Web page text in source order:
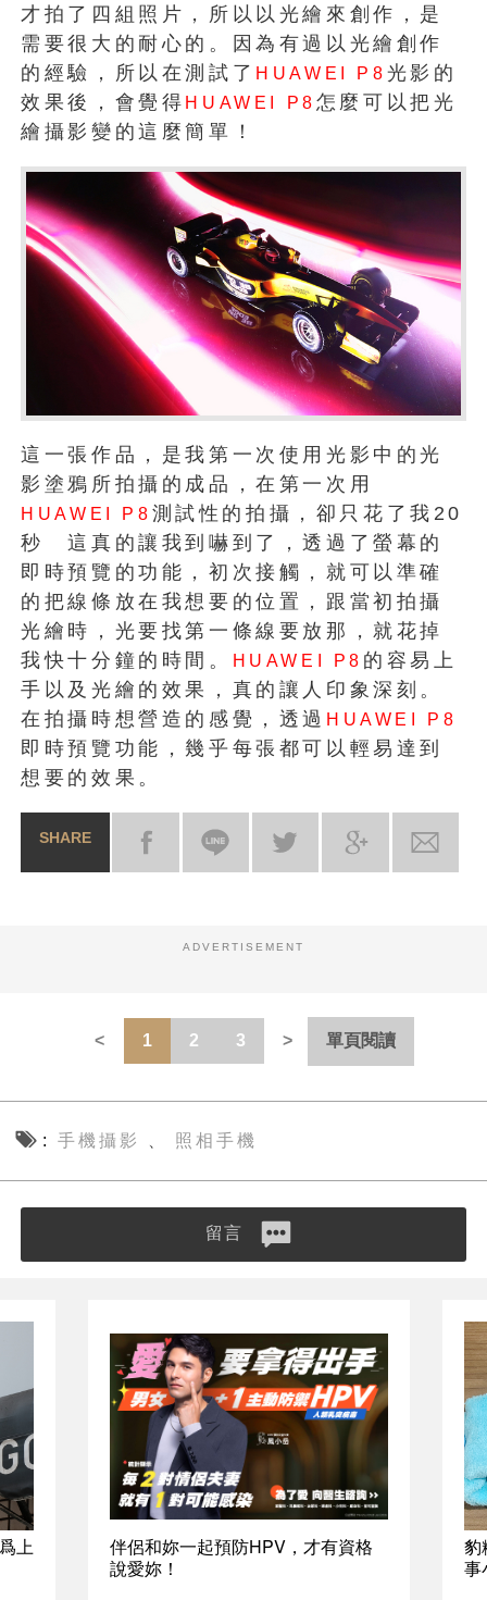
才拍了四組照片，所以以光繪來創作，是
需要很大的耐心的。因為有過以光繪創作
的經驗，所以在測試了 HUAWEI P8 光影的
效果後，會覺得 HUAWEI P8 怎麼可以把光
繪攝影變的這麼簡單！
這一張作品，是我第一次使用光影中的光
影塗鴉所拍攝的成品，在第一次用
HUAWEI P8 測試性的拍攝，卻只花了我20
秒 這真的讓我到嚇到了，透過了螢幕的
即時預覽的功能，初次接觸，就可以準確
的把線條放在我想要的位置，跟當初拍攝
光繪時，光要找第一條線要放那，就花掉
我快十分鐘的時間。
HUAWEI P8 的容易上
手以及光繪的效果，真的讓人印象深刻。
在拍攝時想營造的感覺，透過 HUAWEI P8
即時預覽功能，幾乎每張都可以輕易達到
想要的效果。
SHARE
ADVERTISEMENT
1 2 3 單頁閱讀
手機攝影 照相手機
留言
上
伴侶和妳一起預防HPV，才有資格
說愛妳！
豹
事